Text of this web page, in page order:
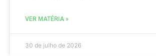
VER MATÉRIA »
30 de julho de 2026